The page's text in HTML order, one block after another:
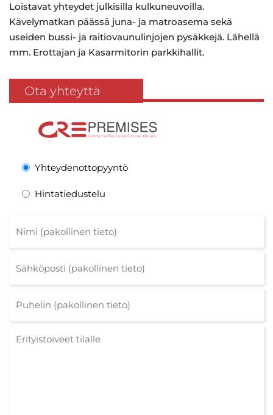
Loistavat yhteydet julkisilla kulkuneuvoilla.
Kävelymatkan päässä juna- ja matroasema sekä
useiden bussi- ja raitiovaunulinjojen pysäkkejä. Lähellä
mm. Erottajan ja Kasarmitorin parkkihallit.
Ota yhteyttä
Yhteydenottopyyntö
Hintatiedustelu